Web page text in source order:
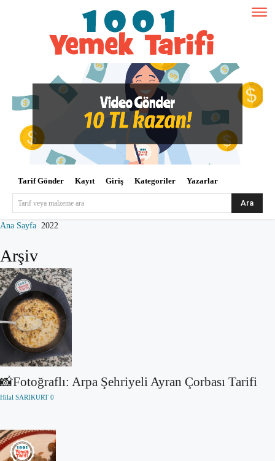
Tarif Gönder Kayıt Giriş Kategoriler Yazarlar
Tarif veya malzeme ara Ara
Ana Sayfa 2022
Arşiv
📸Fotoğraflı: Arpa Şehriyeli Ayran Çorbası Tarifi
Hilal SARIKURT 0